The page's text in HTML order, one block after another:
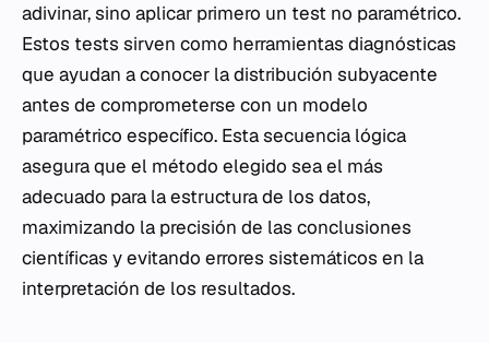
adivinar, sino aplicar primero un test no paramétrico.
Estos tests sirven como herramientas diagnósticas
que ayudan a conocer la distribución subyacente
antes de comprometerse con un modelo
paramétrico específico. Esta secuencia lógica
asegura que el método elegido sea el más
adecuado para la estructura de los datos,
maximizando la precisión de las conclusiones
científicas y evitando errores sistemáticos en la
interpretación de los resultados.